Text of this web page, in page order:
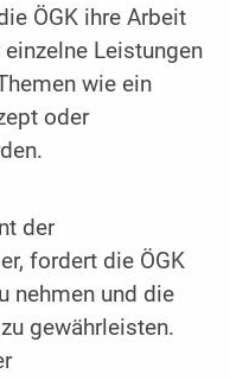
ÖGK ihre Arbeit
Leistungen
wie ein
oder
der
fordert die ÖGK
nehmen und die
gewährleisten.